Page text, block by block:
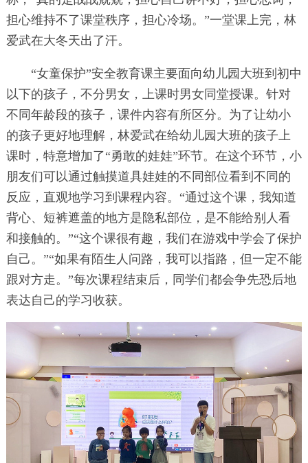
担心维持不了课堂秩序，担心冷场。”一堂课上完，林
爱武在大冬天出了汗。
“女童保护”安全教育课主要面向幼儿园大班到初中
以下的孩子，不分男女，上课时男女同堂授课。针对
不同年龄段的孩子，课件内容有所区分。为了让幼小
的孩子更好地理解，林爱武在给幼儿园大班的孩子上
课时，特意增加了“勇敢的娃娃”环节。在这个环节，小
朋友们可以通过触摸道具娃娃的不同部位看到不同的
反应，直观地学习到课程内容。“通过这个课，我知道
背心、短裤遮盖的地方是隐私部位，是不能给别人看
和接触的。”“这个课很有趣，我们在游戏中学会了保护
自己。”“如果有陌生人问路，我可以指路，但一定不能
跟对方走。”每次课程结束后，同学们都会争先恐后地
表达自己的学习收获。